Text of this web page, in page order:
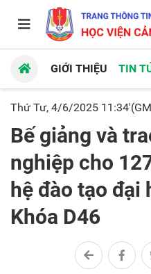
GIỚI THIỆU TIN
Thứ Tư, 4/6/2025
Bế giảng và
nghiệp cho
hệ đào tạo
Khóa D46